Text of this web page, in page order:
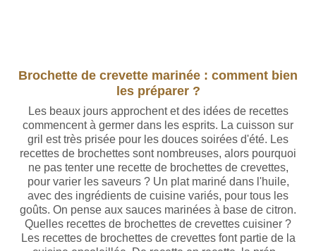
Brochette de crevette marinée : comment bien
les préparer ?
Les beaux jours approchent et des idées de recettes
commencent à germer dans les esprits. La cuisson sur
gril est très prisée pour les douces soirées d'été. Les
recettes de brochettes sont nombreuses, alors pourquoi
ne pas tenter une recette de brochettes de crevettes,
pour varier les saveurs ? Un plat mariné dans l'huile,
avec des ingrédients de cuisine variés, pour tous les
goûts. On pense aux sauces marinées à base de citron.
Quelles recettes de brochettes de crevettes cuisiner ?
Les recettes de brochettes de crevettes font partie de la